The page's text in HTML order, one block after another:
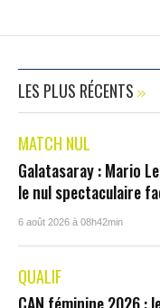
LES PLUS RÉCENTS
MATCH NUL
Galatasaray : Mario
le nul spectaculaire
6 août 2026 à 08h42min
QUALIF